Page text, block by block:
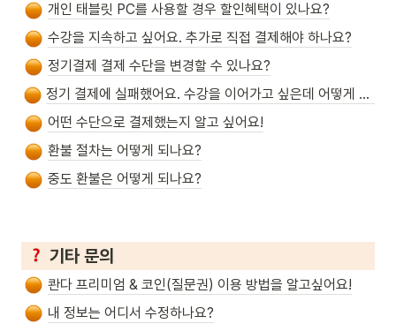
개인 태블릿 PC를 사용할 경우 할인혜택이 있나요?
수강을 지속하고 싶어요. 추가로 직접 결제해야 하나요?
정기결제 결제 수단을 변경할 수 있나요?
정기 결제에 실패했어요. 수강을 이어가고 싶은데 어떻게 해야 하나요?
어떤 수단으로 결제했는지 알고 싶어요!
환불 절차는 어떻게 되나요?
중도 환불은 어떻게 되나요?
기타 문의
콴다 프리미엄 & 코인(질문권) 이용 방법을 알고싶어요!
내 정보는 어디서 수정하나요?